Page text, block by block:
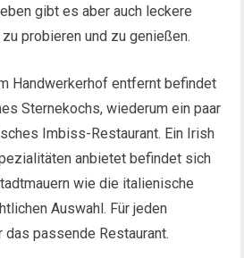
gibt es aber auch leckere
probieren und zu genießen.
Handwerkerhof entfernt befindet
Sternekochs, wiederum ein paar
Imbiss-Restaurant. Ein Irish
anbietet befindet sich
wie die italienische
Auswahl. Für jeden
passende Restaurant.